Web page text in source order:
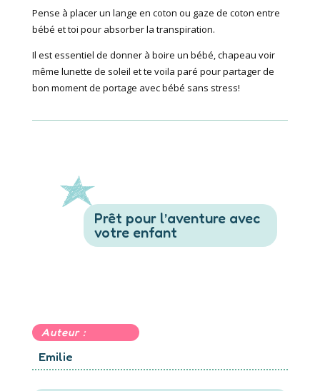
Pense à placer un lange en coton ou gaze de coton entre
bébé et toi pour absorber la transpiration.
Il est essentiel de donner à boire un bébé, chapeau voir
même lunette de soleil et te voila paré pour partager de
bon moment de portage avec bébé sans stress!
Prêt pour l’aventure avec
votre enfant
Auteur :
Emilie